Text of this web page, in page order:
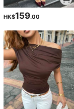
HK$159.00